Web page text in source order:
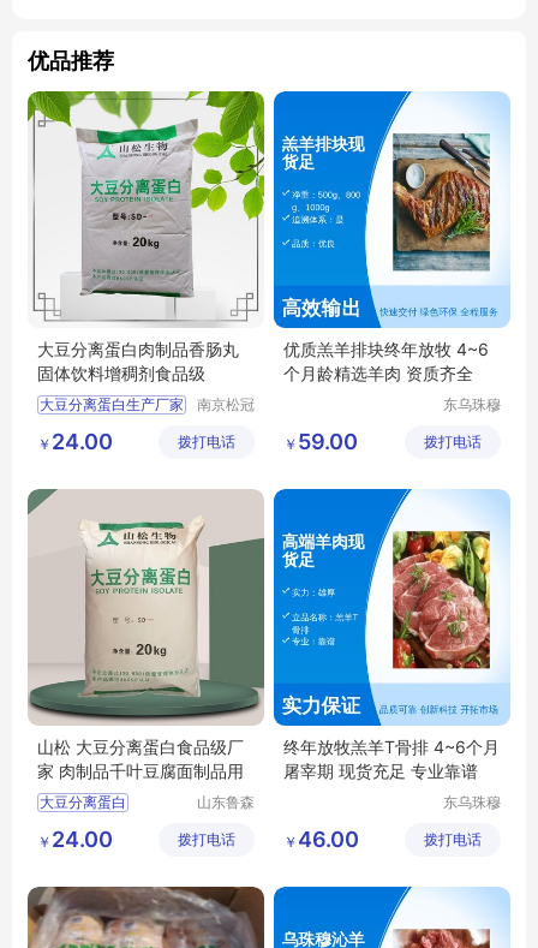
优品推荐
大豆分离蛋白肉制品香肠丸
固体饮料增稠剂食品级
大豆分离蛋白生产厂家
大豆分离蛋白用途
南京松冠
有限公司
￥ 24.00 拨打电话
优质羔羊排块终年放牧 4~6
个月龄精选羊肉 资质齐全
东乌珠穆
商贸有限
￥ 59.00 拨打电话
山松 大豆分离蛋白食品级厂
家 肉制品千叶豆腐面制品用
大豆分离蛋白
大豆分离蛋白报价
山东鲁森
有限公司
￥ 24.00 拨打电话
终年放牧羔羊T骨排 4~6个月
屠宰期 现货充足 专业靠谱
东乌珠穆
商贸有限
￥ 46.00 拨打电话